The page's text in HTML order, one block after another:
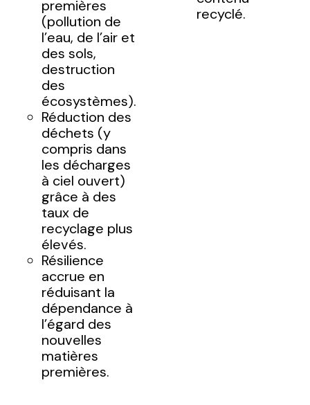
premières
(pollution de
l’eau, de l’air et
des sols,
destruction
des
écosystèmes).
Réduction des
déchets (y
compris dans
les décharges
à ciel ouvert)
grâce à des
taux de
recyclage plus
élevés.
Résilience
accrue en
réduisant la
dépendance à
l’égard des
nouvelles
matières
premières.
recyclé.